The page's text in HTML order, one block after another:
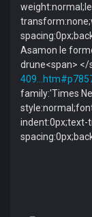
Asamon le
drune<span> </
family:'Times
indent:0px;text-